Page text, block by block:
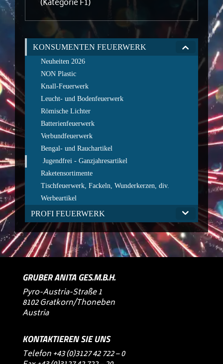
(Kategorie F1)
KONSUMENTEN FEUERWERK
Neuheiten 2026
NON Plastic
Knall-Feuerwerk
Leucht- und Bodenfeuerwerk
Römische Lichter
Batterienfeuerwerk
Verbundfeuerwerk
Bengal- und Rauchartikel
Jugendfrei - Ganzjahresartikel
Raketensortimente
Tischfeuerwerk, Fackeln, Wunderkerzen, div.
Werbeartikel
PROFI FEUERWERK
GRUBER ANITA GES.M.B.H.
Pyro-Austria-Straße 1
8102 Gratkorn/Thoneben
Austria
KONTAKTIEREN SIE UNS
Telefon+43 (0)3127 42 722 – 0